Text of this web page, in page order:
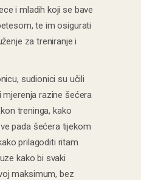
i mladih koji se bave
te im osigurati
za treniranje i
sudionici su učili
razine šećera
treninga, kako
pada šećera tijekom
prilagoditi ritam
kako bi svaki
maksimum, bez